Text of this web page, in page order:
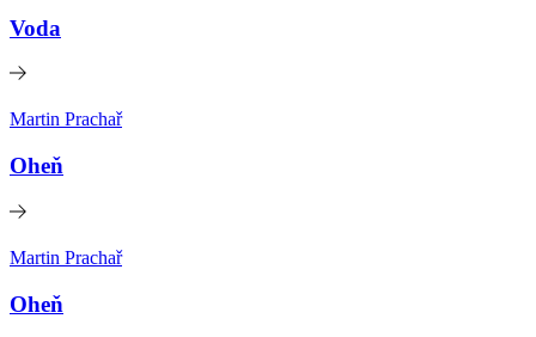
Voda
Martin Prachař
Oheň
Martin Prachař
Oheň